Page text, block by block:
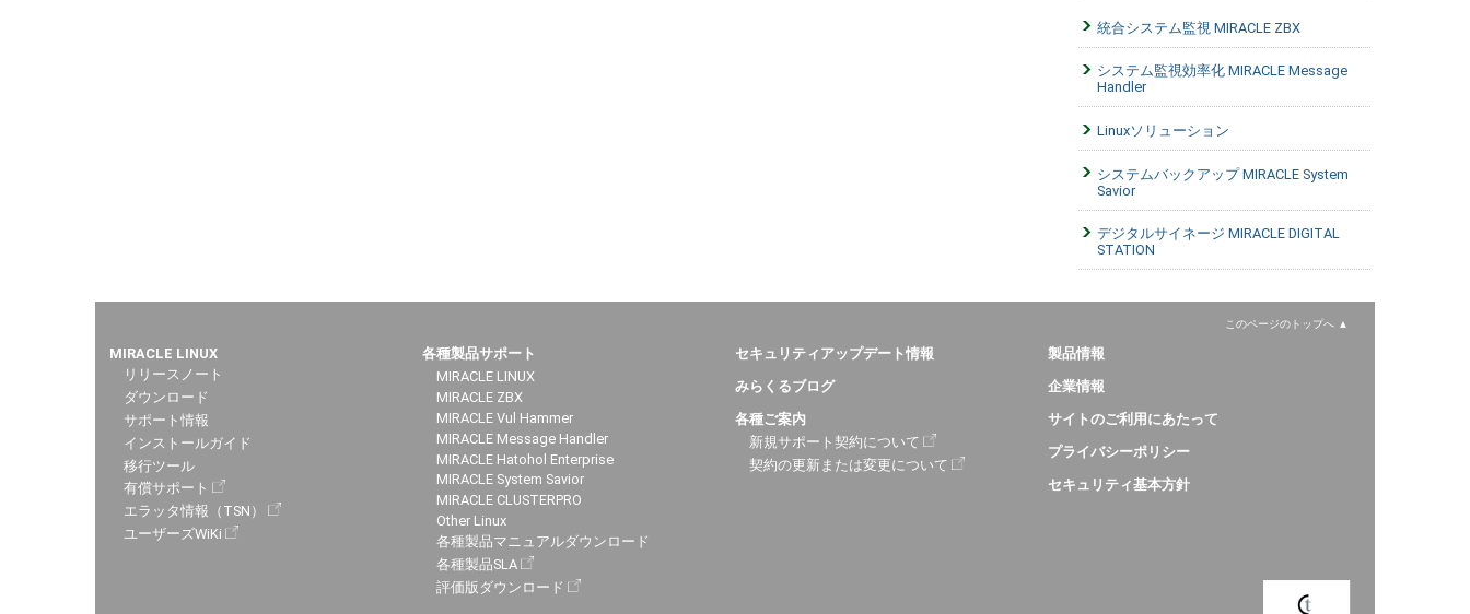
統合システム監視 MIRACLE ZBX
システム監視効率化 MIRACLE Message
Handler
Linuxソリューション
システムバックアップ MIRACLE System
Savior
デジタルサイネージ MIRACLE DIGITAL
STATION
このページのトップへ
MIRACLE LINUX
リリースノート
ダウンロード
サポート情報
インストールガイド
移行ツール
有償サポート
エラッタ情報（TSN）
ユーザーズWiKi
各種製品サポート
MIRACLE LINUX
MIRACLE ZBX
MIRACLE Vul Hammer
MIRACLE Message Handler
MIRACLE Hatohol Enterprise
MIRACLE System Savior
MIRACLE CLUSTERPRO
Other Linux
各種製品マニュアルダウンロード
各種製品SLA
評価版ダウンロード
セキュリティアップデート情報
みらくるブログ
各種ご案内
新規サポート契約について
契約の更新または変更について
製品情報
企業情報
サイトのご利用にあたって
プライバシーポリシー
セキュリティ基本方針